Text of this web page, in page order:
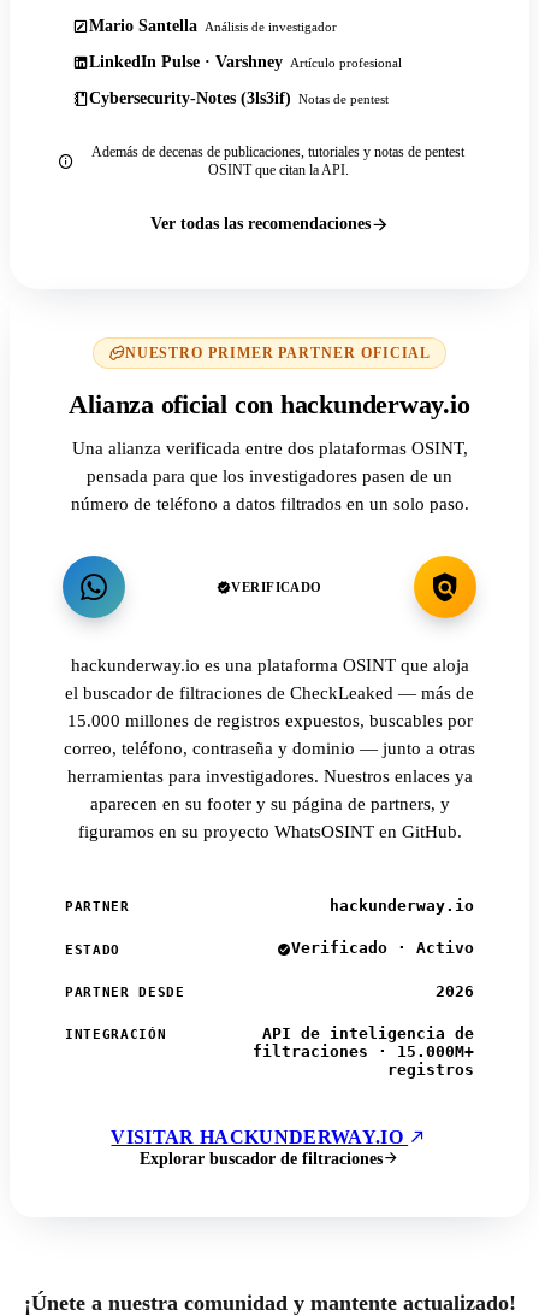
Mario Santella Análisis de investigador
LinkedIn Pulse · Varshney Artículo profesional
Cybersecurity-Notes (3ls3if) Notas de pentest
Además de decenas de publicaciones, tutoriales y notas de pentest
OSINT que citan la API.
Ver todas las recomendaciones
NUESTRO PRIMER PARTNER OFICIAL
Alianza oficial con hackunderway.io
Una alianza verificada entre dos plataformas OSINT,
pensada para que los investigadores pasen de un
número de teléfono a datos filtrados en un solo paso.
VERIFICADO
hackunderway.io es una plataforma OSINT que aloja
el buscador de filtraciones de CheckLeaked — más de
15.000 millones de registros expuestos, buscables por
correo, teléfono, contraseña y dominio — junto a otras
herramientas para investigadores. Nuestros enlaces ya
aparecen en su footer y su página de partners, y
figuramos en su proyecto WhatsOSINT en GitHub.
PARTNER hackunderway.io
ESTADO Verificado · Activo
PARTNER DESDE 2026
INTEGRACIÓN
API de inteligencia de
filtraciones · 15.000M+
registros
VISITAR HACKUNDERWAY.IO
Explorar buscador de filtraciones
¡Únete a nuestra comunidad y mantente actualizado!